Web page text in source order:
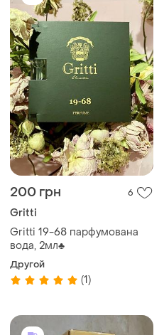
200 грн 6
Gritti
Gritti 19-68 парфумована
вода, 2мл♣️
Другой
(1)